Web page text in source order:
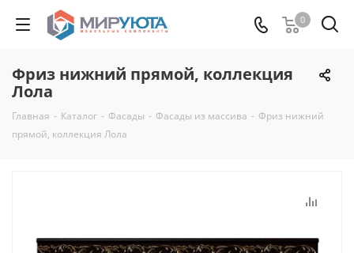
0
Фриз нижний прямой, коллекция
Лола
Главная - Каталог - Фасады - Фасады из массива - Фриз нижний
прямой, коллекция Лола